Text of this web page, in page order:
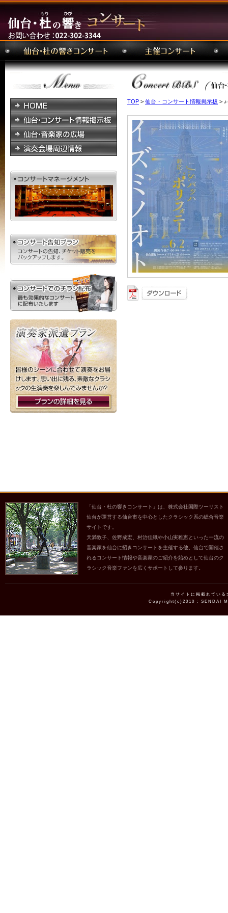
TOP > 仙台・コンサート情報掲示板 >
「仙台・杜の響きコンサート」は、株式会社国際ツーリスト
仙台が運営する仙台市を中心としたクラシック系の総合音楽
サイトです。
天満敦子、佐野成宏、村治佳織や小山実稚恵といった一流の
音楽家を仙台に招きコンサートを主催する他、仙台で開催さ
れるコンサート情報や音楽家のご紹介を始めとして仙台のク
ラシック音楽ファンを広くサポートして参ります。
当サイトに掲載れてい
Copyright(c)2010 : SENDAI